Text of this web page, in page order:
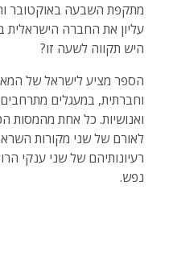
מתקפת השבעה באוקטובר
עליון את החברה הישראלית
היש תקווה לשעה זו?
וחברתית, במעגלים
ואנושיות. כל אחת מהמסות
לאורם של שני מקורות
רעיונותיהם של שני ענקי
נפש.